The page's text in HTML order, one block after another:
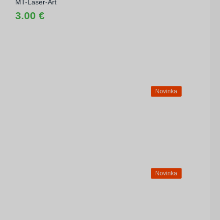
MT-Laser-Art
3.00 €
Novinka
Novinka